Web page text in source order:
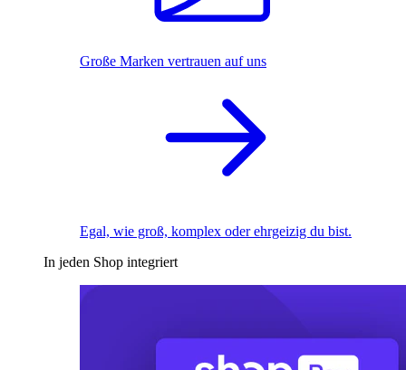
Große Marken vertrauen auf uns
Egal, wie groß, komplex oder ehrgeizig du bist.
In jeden Shop integriert